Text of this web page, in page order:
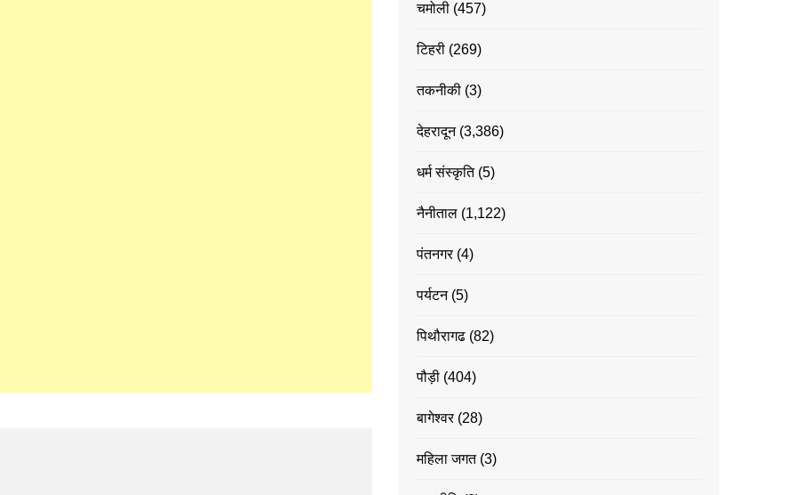
चमोली (457)
टिहरी (269)
तकनीकी (3)
देहरादून(3,386)
धर्म संस्कृति(5)
नैनीताल (1,122)
पंतनगर(4)
पर्यटन(5)
पिथौरागढ (82)
पौड़ी (404)
बागेश्वर(28)
महिला जगत(3)